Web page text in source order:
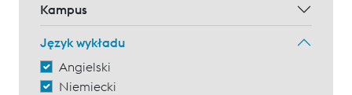
Kampus
Język wykładu
Angielski
Niemiecki